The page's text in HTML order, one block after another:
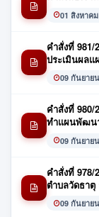
01 สิงหาค
คำสั่งที่ 981/
ประเมินผล
09 กันยาย
คำสั่งที่ 980/
ทำแผนพัฒน
09 กันยาย
คำสั่งที่ 978/
ตำบลวัดธาตุ
09 กันยาย